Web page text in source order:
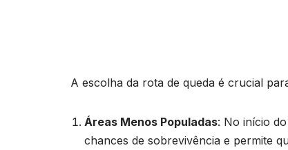
A escolha da rota de queda é crucial
Áreas Menos Populadas: No início
chances de sobrevivência e permite